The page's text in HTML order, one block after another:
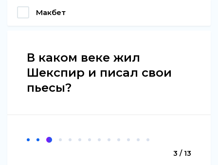
Макбет
В каком веке жил
Шекспир и писал свои
пьесы?
3 / 13